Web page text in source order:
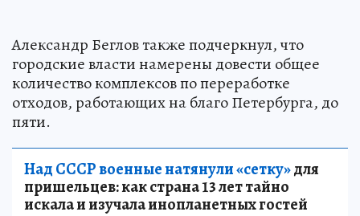
Александр Беглов также подчеркнул, что
городские власти намерены довести общее
количество комплексов по переработке
отходов, работающих на благо Петербурга, до
пяти.
Над СССР военные натянули «сетку»для
пришельцев: как страна 13 лет тайно
искала и изучала инопланетных гостей